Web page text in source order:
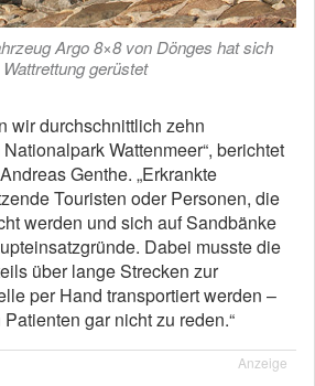
Argo 8×8 von Dönges hat sich
gerüstet
wir durchschnittlich zehn
Wattenmeer“, berichtet
Genthe. „Erkrankte
Touristen oder Personen, die
werden und sich auf Sandbänke
Dabei musste die
über lange Strecken zur
per Hand transportiert werden –
gar nicht zu reden.“
Anzeige